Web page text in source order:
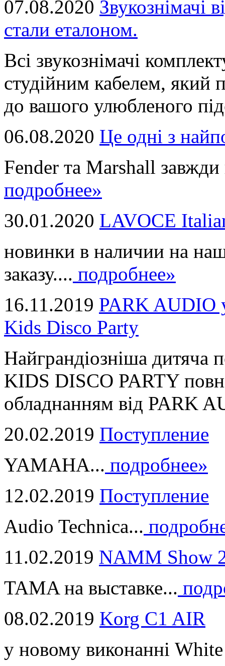
07.08.2020 Звукознімачі
стали еталоном.
Всі звукознімачі
студійним кабелем, який
до вашого улюбленого
06.08.2020 Це однi з
Fender та Marshall завжди
подробнее»
30.01.2020 LAVOCE
новинки в наличии на
заказу.... подробнее»
16.11.2019 PARK AUDIO
Kids Disco Party
Найграндіозніша дитяча
KIDS DISCO PARTY
обладнанням від PARK
20.02.2019 Поступление
YAMAHA... подробнее»
12.02.2019 Поступление
Audio Technica...
11.02.2019 NAMM Show
TAMA на выставке...
08.02.2019 Korg C1 AIR
у новому виконанні